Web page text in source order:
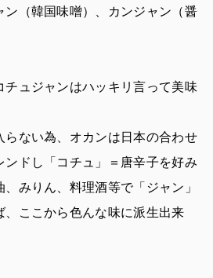
ン（韓国味噌）、カンジャン（醤
チュジャンはハッキリ言って美味
らない為、オカンは日本の合わせ
ンドし「コチュ」＝唐辛子を好み
みりん、料理酒等で「ジャン」
、ここから色んな味に派生出来